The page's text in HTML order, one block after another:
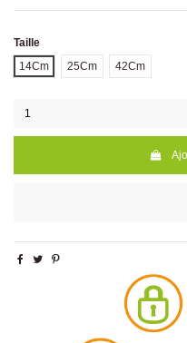
Taille
14Cm
25Cm 42Cm